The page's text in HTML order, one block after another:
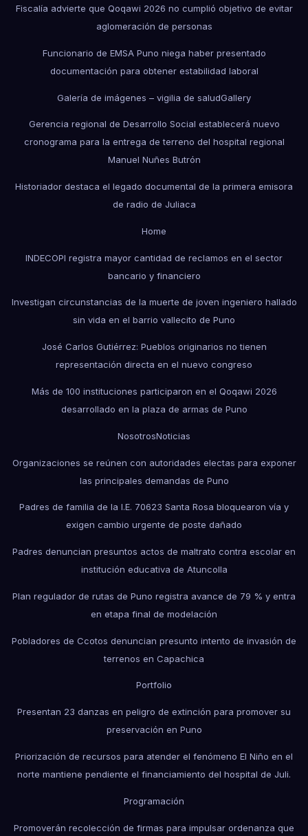
Fiscalía advierte que Qoqawi 2026 no cumplió objetivo de evitar
aglomeración de personas
Funcionario de EMSA Puno niega haber presentado
documentación para obtener estabilidad laboral
Galería de imágenes – vigilia de saludGallery
Gerencia regional de Desarrollo Social establecerá nuevo
cronograma para la entrega de terreno del hospital regional
Manuel Nuñes Butrón
Historiador destaca el legado documental de la primera emisora
de radio de Juliaca
Home
INDECOPI registra mayor cantidad de reclamos en el sector
bancario y financiero
Investigan circunstancias de la muerte de joven ingeniero hallado
sin vida en el barrio vallecito de Puno
José Carlos Gutiérrez: Pueblos originarios no tienen
representación directa en el nuevo congreso
Más de 100 instituciones participaron en el Qoqawi 2026
desarrollado en la plaza de armas de Puno
NosotrosNoticias
Organizaciones se reúnen con autoridades electas para exponer
las principales demandas de Puno
Padres de familia de la I.E. 70623 Santa Rosa bloquearon vía y
exigen cambio urgente de poste dañado
Padres denuncian presuntos actos de maltrato contra escolar en
institución educativa de Atuncolla
Plan regulador de rutas de Puno registra avance de 79 % y entra
en etapa final de modelación
Pobladores de Ccotos denuncian presunto intento de invasión de
terrenos en Capachica
Portfolio
Presentan 23 danzas en peligro de extinción para promover su
preservación en Puno
Priorización de recursos para atender el fenómeno El Niño en el
norte mantiene pendiente el financiamiento del hospital de Juli.
Programación
Promoverán recolección de firmas para impulsar ordenanza que